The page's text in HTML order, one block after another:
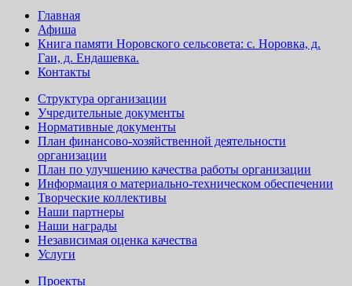
Главная
Афиша
Книга памяти Норовского сельсовета: с. Норовка, д.
Гаи, д. Ендашевка.
Контакты
Структура организации
Учредительные документы
Нормативные документы
План финансово-хозяйственной деятельности
организации
План по улучшению качества работы организации
Информация о материально-техническом обеспечении
Творческие коллективы
Наши партнеры
Наши награды
Независимая оценка качества
Услуги
Проекты